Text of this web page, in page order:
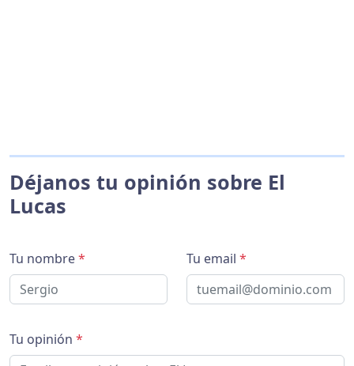
Déjanos tu opinión sobre El
Lucas
Tu nombre* Tu email *
Tu opinión *